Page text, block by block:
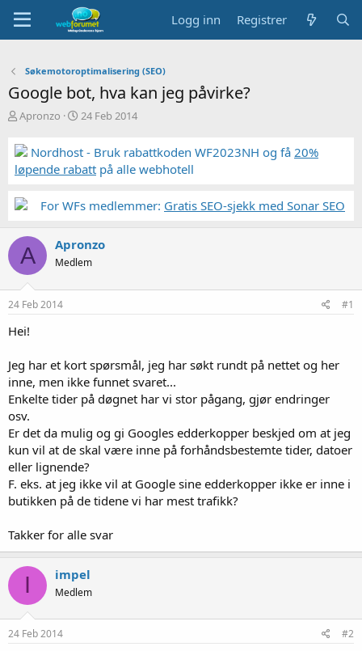
Logg inn Registrer
Søkemotoroptimalisering (SEO)
Google bot, hva kan jeg påvirke?
T
å
d
s
a
r
Apronzo
S
r
t
a
24 Feb 2014
Nordhost - Bruk rabattkoden WF2023NH og få 20%
løpende rabatt på alle webhotell
For WFs medlemmer: Gratis SEO-sjekk med Sonar SEO
A Apronzo
Medlem
24 Feb 2014 #1
Hei!
Jeg har et kort spørsmål, jeg har søkt rundt på nettet og her
inne, men ikke funnet svaret...
Enkelte tider på døgnet har vi stor pågang, gjør endringer
osv.
Er det da mulig og gi Googles edderkopper beskjed om at jeg
kun vil at de skal være inne på forhåndsbestemte tider, datoer
eller lignende?
F. eks. at jeg ikke vil at Google sine edderkopper ikke er inne i
butikken på de tidene vi har mest trafikk?
Takker for alle svar
I impel
Medlem
24 Feb 2014 #2